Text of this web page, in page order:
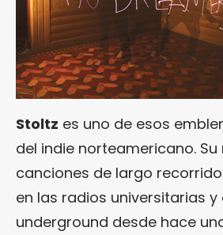
Stoltz es uno de esos
del indie norteamericano.
canciones de largo
en las radios universitarias y
underground desde hace